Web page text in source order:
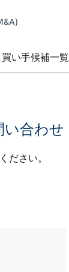
買い手候補一覧
合わせ
ださい。